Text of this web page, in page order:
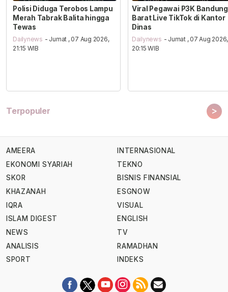
Polisi Diduga Terobos Lampu
Merah Tabrak Balita hingga
Tewas
Dailynews - Jumat , 07 Aug 2026,
21:15 WIB
Viral Pegawai P3K Bandung
Barat Live TikTok di Kantor
Dinas
Dailynews - Jumat , 07 Aug 2026,
20:15 WIB
Terpopuler >
AMEERA
EKONOMI SYARIAH
SKOR
KHAZANAH
IQRA
ISLAM DIGEST
NEWS
ANALISIS
SPORT
INTERNASIONAL
TEKNO
BISNIS FINANSIAL
ESGNOW
VISUAL
ENGLISH
TV
RAMADHAN
INDEKS